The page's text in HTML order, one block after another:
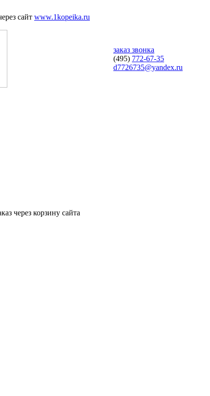
сайт www.1kopeika.ru
заказ звонка
(495) 772-67-35
d7726735@yandex.ru
через корзину сайта